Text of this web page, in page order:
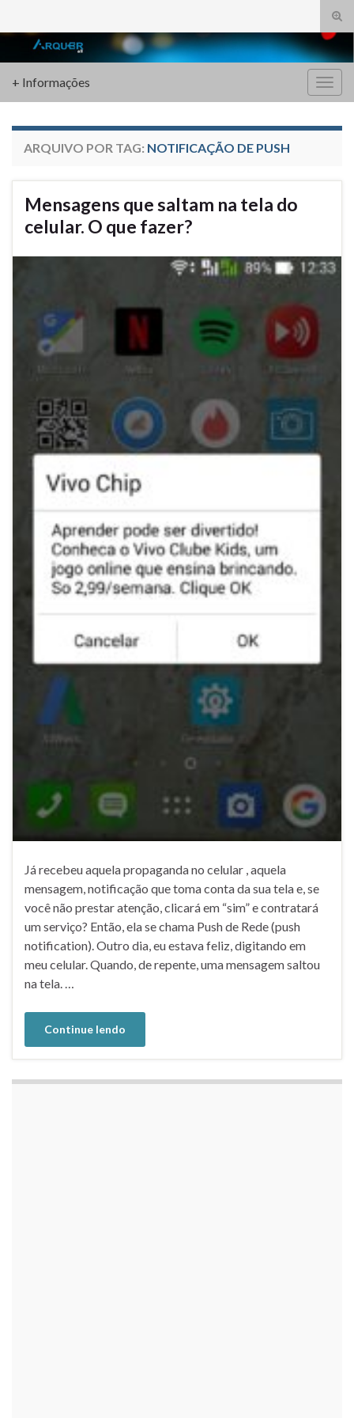
de
Search for:
+ Informações
ARQUIVO POR TAG: NOTIFICAÇÃO DE PUSH
Mensagens que saltam na tela do
celular. O que fazer?
Já recebeu aquela propaganda no celular , aquela
mensagem, notificação que toma conta da sua tela e, se
você não prestar atenção, clicará em “sim” e contratará
um serviço? Então, ela se chama Push de Rede (push
notification). Outro dia, eu estava feliz, digitando em
meu celular. Quando, de repente, uma mensagem saltou
na tela. …
Continue lendo